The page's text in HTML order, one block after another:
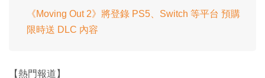
《Moving Out 2》將登錄 PS5、Switch 等平台 預購
限時送 DLC 內容
【熱門報道】